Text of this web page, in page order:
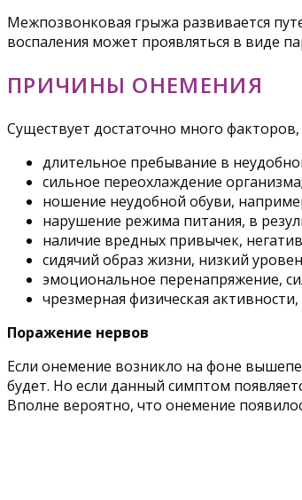
Межпозвонковая грыжа развивается
воспаления может проявляться в виде
ПРИЧИНЫ ОНЕМЕНИЯ
Существует достаточно много
длительное пребывание в
сильное переохлаждение организма;
ношение неудобной обуви,
нарушение режима питания, в
наличие вредных привычек,
сидячий образ жизни, низкий
эмоциональное перенапряжение,
чрезмерная физическая
Поражение нервов
Если онемение возникло на фоне
будет. Но если данный симптом
Вполне вероятно, что онемение